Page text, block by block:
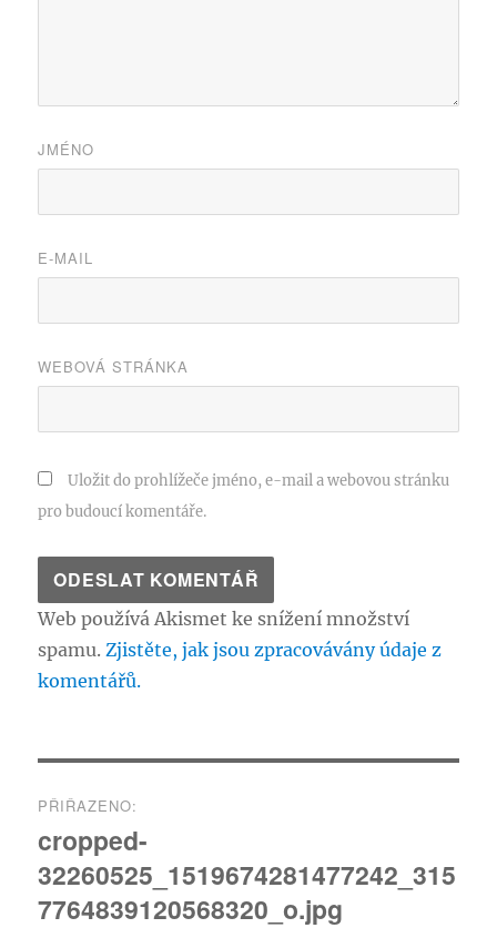
JMÉNO
E-MAIL
WEBOVÁ STRÁNKA
Uložit do prohlížeče jméno, e-mail a webovou stránku
pro budoucí komentáře.
Web používá Akismet ke snížení množství
spamu. Zjistěte, jak jsou zpracovávány údaje z
komentářů.
pro
příspěvek
PŘIŘAZENO:
cropped-
32260525_1519674281477242_315
7764839120568320_o.jpg